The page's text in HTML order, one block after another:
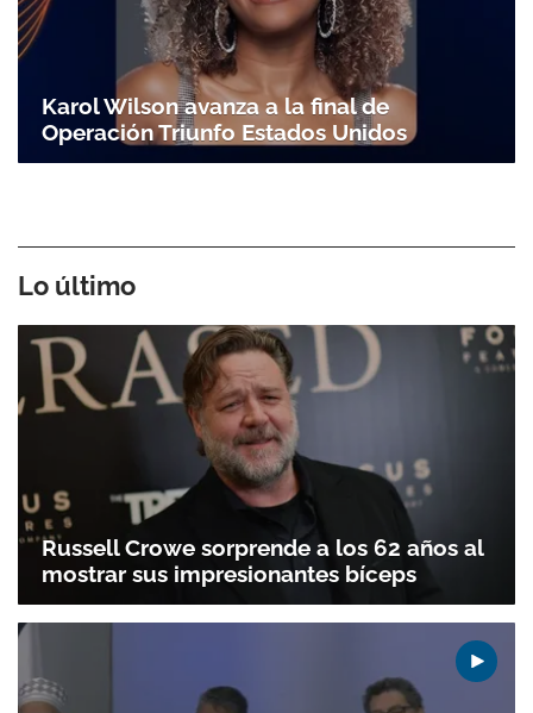
Gracias por suscribirte a nuestro boletín.
ACEPTAR
Karol Wilson avanza a la final de
Operación Triunfo Estados Unidos
Lo último
Russell Crowe sorprende a los 62 años al
mostrar sus impresionantes bíceps